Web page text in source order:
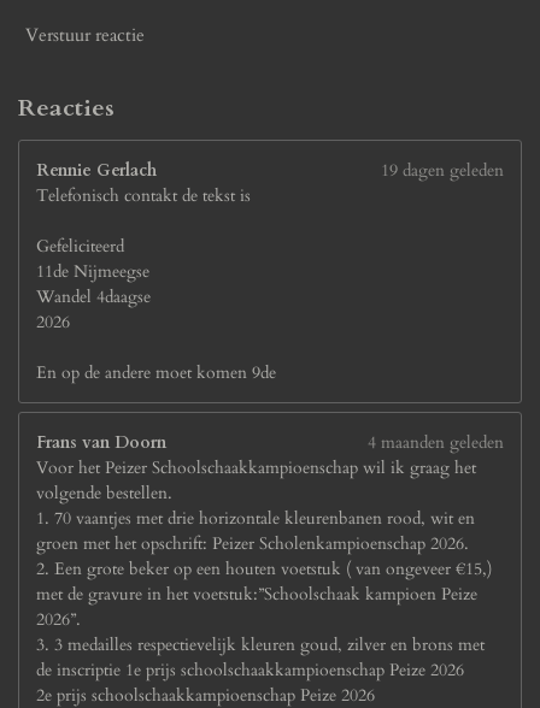
e
Verstuur reactie
Reacties
Rennie Gerlach
19 dagen geleden
Telefonisch contakt de tekst is
Gefeliciteerd
11de Nijmeegse
Wandel 4daagse
2026
En op de andere moet komen 9de
Frans van Doorn
4 maanden geleden
Voor het Peizer Schoolschaakkampioenschap wil ik graag het
volgende bestellen.
1. 70 vaantjes met drie horizontale kleurenbanen rood, wit en
groen met het opschrift: Peizer Scholenkampioenschap 2026.
2. Een grote beker op een houten voetstuk ( van ongeveer €15,)
met de gravure in het voetstuk:”Schoolschaak kampioen Peize
2026”.
3. 3 medailles respectievelijk kleuren goud, zilver en brons met
de inscriptie 1e prijs schoolschaakkampioenschap Peize 2026
2e prijs schoolschaakkampioenschap Peize 2026